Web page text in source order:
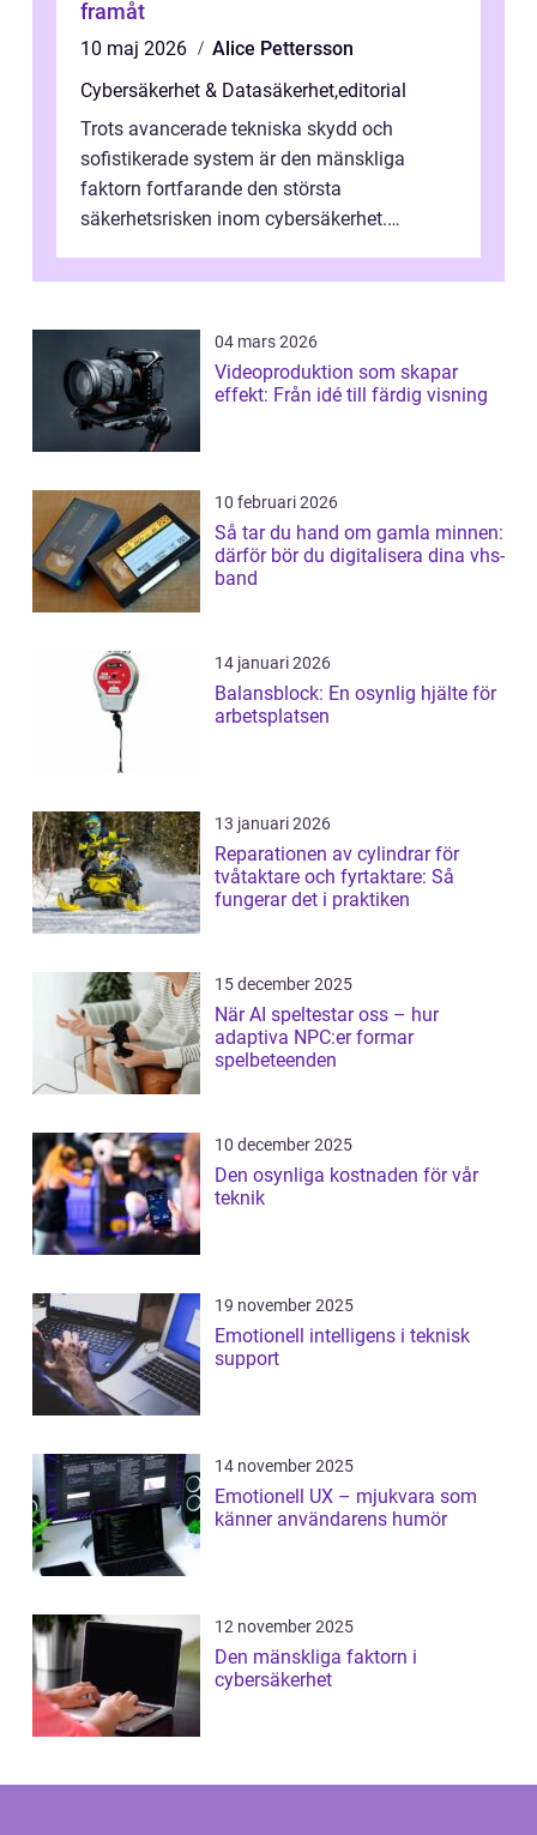
framåt
10 maj 2026
Alice Pettersson
Cybersäkerhet & Datasäkerhet,editorial
Trots avancerade tekniska skydd och
sofistikerade system är den mänskliga
faktorn fortfarande den största
säkerhetsrisken inom cybersäkerhet.
04 mars 2026
Videoproduktion som skapar
effekt: Från idé till färdig visning
10 februari 2026
Så tar du hand om gamla minnen:
därför bör du digitalisera dina vhs-
band
14 januari 2026
Balansblock: En osynlig hjälte för
arbetsplatsen
13 januari 2026
Reparationen av cylindrar för
tvåtaktare och fyrtaktare: Så
fungerar det i praktiken
15 december 2025
När AI speltestar oss – hur
adaptiva NPC:er formar
spelbeteenden
10 december 2025
Den osynliga kostnaden för vår
teknik
19 november 2025
Emotionell intelligens i teknisk
support
14 november 2025
Emotionell UX – mjukvara som
känner användarens humör
12 november 2025
Den mänskliga faktorn i
cybersäkerhet